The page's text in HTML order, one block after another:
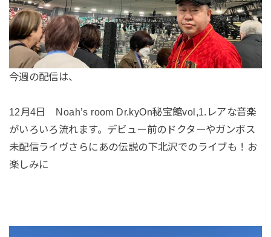
今週の配信は、
12月4日 Noah’s room Dr.kyOn秘宝館vol,1.レアな音楽
がいろいろ流れます。デビュー前のドクターやガンボス
未配信ライヴさらにあの伝説の下北沢でのライブも！お
楽しみに